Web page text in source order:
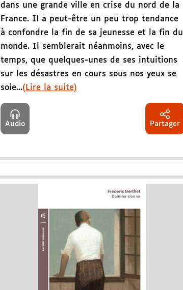
dans une grande ville en crise du nord de la
France. Il a peut-être un peu trop tendance
à confondre la fin de sa jeunesse et la fin du
monde. Il semblerait néanmoins, avec le
temps, que quelques-unes de ses intuitions
sur les désastres en cours sous nos yeux se
soie...(Lire la suite)
Audio Partager